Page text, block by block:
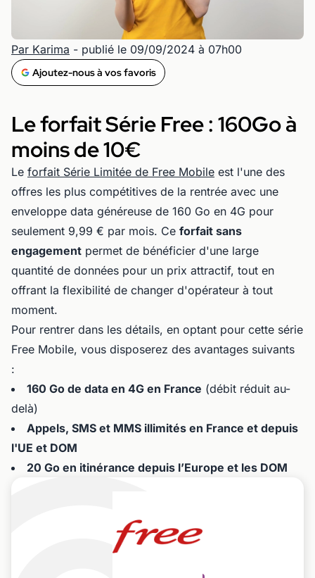
Par Karima - publié le 09/09/2024 à 07h00
Ajoutez-nous à vos favoris
Le forfait Série Free : 160Go à
moins de 10€
Le forfait Série Limitée de Free Mobile est l'une des
offres les plus compétitives de la rentrée avec une
enveloppe data généreuse de 160 Go en 4G pour
seulement 9,99 € par mois. Ce forfait sans
engagement permet de bénéficier d'une large
quantité de données pour un prix attractif, tout en
offrant la flexibilité de changer d'opérateur à tout
moment.
Pour rentrer dans les détails, en optant pour cette série
Free Mobile, vous disposerez des avantages suivants
:
160 Go de data en 4G en France (débit réduit au-
delà)
Appels, SMS et MMS illimités en France et depuis
l'UE et DOM
20 Go en itinérance depuis l’Europe et les DOM